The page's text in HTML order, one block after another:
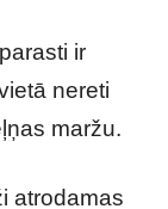
ir
nereti
maržu.
atrodamas